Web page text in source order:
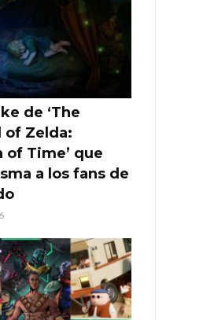
de ‘The
of Zelda:
of Time’ que
a los fans de